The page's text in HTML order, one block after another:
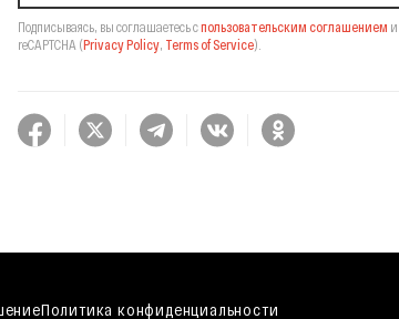
Подписываясь, вы соглашаетесь спользовательским соглашением и
reCAPTCHA (Privacy Policy, Terms of Service).
Политика конфиденциальности